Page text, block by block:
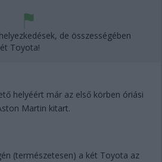
de összességében
Toyota!
helyéért már az első körben óriási
Martin kitart.
(természetesen) a két Toyota az